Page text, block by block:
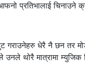
प्रतिभालाई चिनाउने
गराउनेहरु धेरै नै छन तर
थोरै मात्रामा म्युजिक